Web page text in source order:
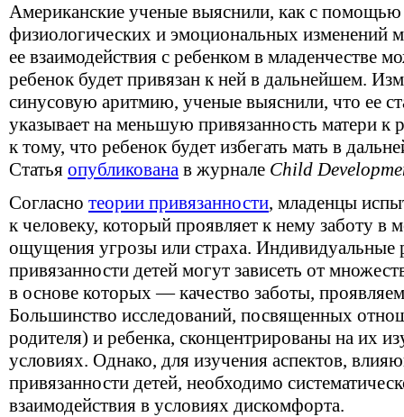
Американские ученые выяснили, как с помощью
физиологических и эмоциональных изменений
ее взаимодействия с ребенком в младенчестве
ребенок будет привязан к ней в дальнейшем.
синусовую аритмию, ученые выяснили, что ее
указывает на меньшую привязанность матери к
к тому, что ребенок будет избегать мать в
Статья опубликована в журнале Child
Согласно теории привязанности, младенцы
к человеку, который проявляет к нему заботу в
ощущения угрозы или страха. Индивидуальные
привязанности детей могут зависеть от
в основе которых — качество заботы,
Большинство исследований, посвященных
родителя) и ребенка, сконцентрированы на их
условиях. Однако, для изучения аспектов,
привязанности детей, необходимо
взаимодействия в условиях дискомфорта.